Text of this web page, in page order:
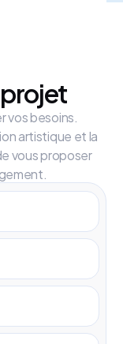
vos besoins.
artistique et la
vous proposer